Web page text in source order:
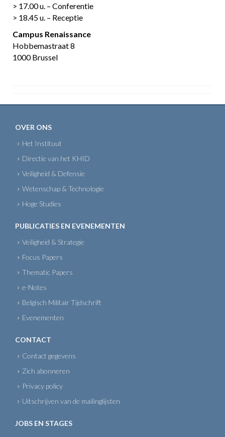
> 17.00 u. – Conferentie
> 18.45 u. – Receptie
Campus Renaissance
Hobbemastraat 8
1000 Brussel
OVER ONS
Het Instituut
Directie van het KHID
Veiligheid & Defensie
Wetenschap & Technologie
Hoge Studies
PUBLICATIES EN EVENEMENTEN
Veiligheid & Strategie
Focus Papers
Thematic Papers
e-Notes
Belgisch Militair Tijdschrift
Evenementen
CONTACT
Contact gegevens
Zich abonneren
Privacy policy
Uitschrijven van de mailinglijsten
JOBS EN STAGES